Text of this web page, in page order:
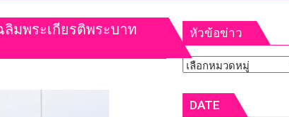
มพระเกียรติพระบาท
หัวข้อข่าว
หัวข้อ
DATE